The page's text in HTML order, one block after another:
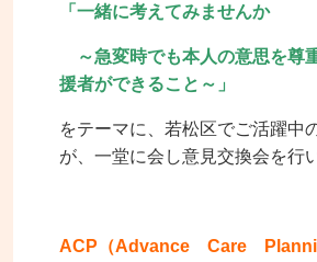
「一緒に考えてみませんか
～急変時でも本人の意思を尊
援者ができること～」
をテーマに、若松区でご活躍中
が、一堂に会し意見交換会を行
ACP（Advance Care